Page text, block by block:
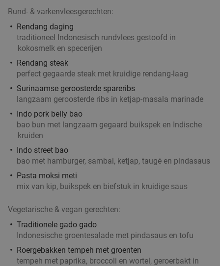
Rund- & varkenvleesgerechten:
Rendang daging
traditioneel Indonesisch rundvlees gestoofd in
kokosmelk en specerijen
Rendang steak
perfect gegaarde steak met kruidige rendang-laag
Surinaamse geroosterde spareribs
langzaam geroosterde ribs in ketjap-masala marinade
Indo pork belly bao
bao bun met langzaam gegaard buikspek en Indische
kruiden
Indo street bao
bao met hamburger, sambal, ketjap, taugé en pindasaus
Pasta moksi meti
mix van kip, buikspek en biefstuk in kruidige saus
Vegetarische & vegan gerechten:
Traditionele gado gado
Indonesische groentesalade met pindasaus en tofu
Roergebakken tempeh met groenten
tempeh met paprika, broccoli en wortel, geroerbakt in